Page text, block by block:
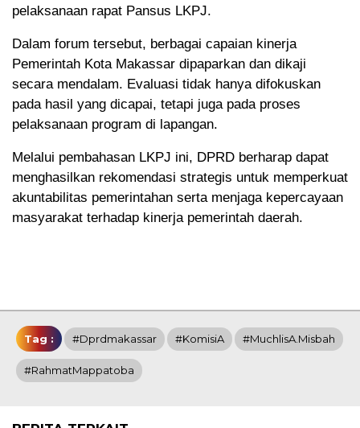
pelaksanaan rapat Pansus LKPJ.
Dalam forum tersebut, berbagai capaian kinerja
Pemerintah Kota Makassar dipaparkan dan dikaji
secara mendalam. Evaluasi tidak hanya difokuskan
pada hasil yang dicapai, tetapi juga pada proses
pelaksanaan program di lapangan.
Melalui pembahasan LKPJ ini, DPRD berharap dapat
menghasilkan rekomendasi strategis untuk memperkuat
akuntabilitas pemerintahan serta menjaga kepercayaan
masyarakat terhadap kinerja pemerintah daerah.
Tag : #dprdmakassar #KomisiA #MuchlisA.Misbah
#RahmatMappatoba